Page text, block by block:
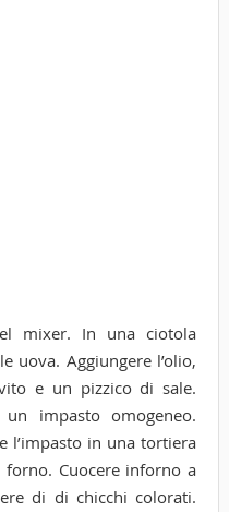
mixer. In una ciotola
uova. Aggiungere l’olio,
e un pizzico di sale.
impasto omogeneo.
l’impasto in una tortiera
Cuocere inforno a
di di chicchi colorati.